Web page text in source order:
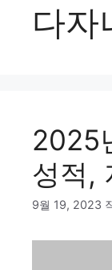
다자
2025
성적,
9월 19, 2023